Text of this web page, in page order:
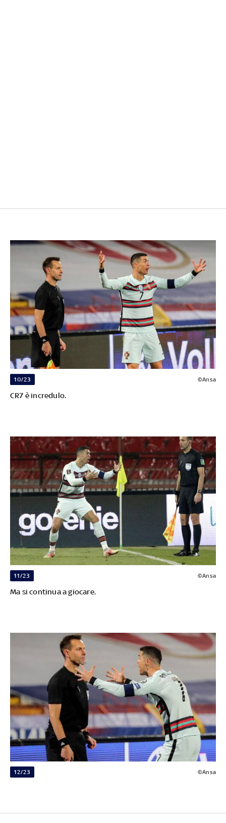
10/23 ©Ansa
CR7 è incredulo.
11/23 ©Ansa
Ma si continua a giocare.
12/23 ©Ansa